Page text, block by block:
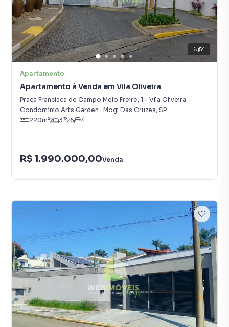
54
Apartamento
Apartamento à Venda em Vila Oliveira
Praça Francisca de Campo Melo Freire, 1 - Vila Oliveira
Condomínio Arts Garden · Mogi Das Cruzes, SP
220m² 3 6 4
R$ 1.990.000,00Venda